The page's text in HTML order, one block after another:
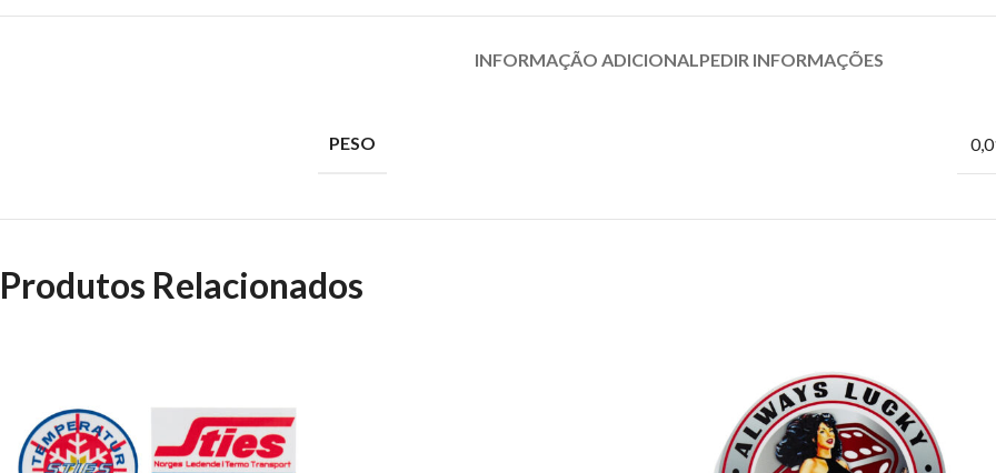
INFORMAÇÃO ADICIONALPEDIR INFORMAÇÕES
PESO
Produtos Relacionados